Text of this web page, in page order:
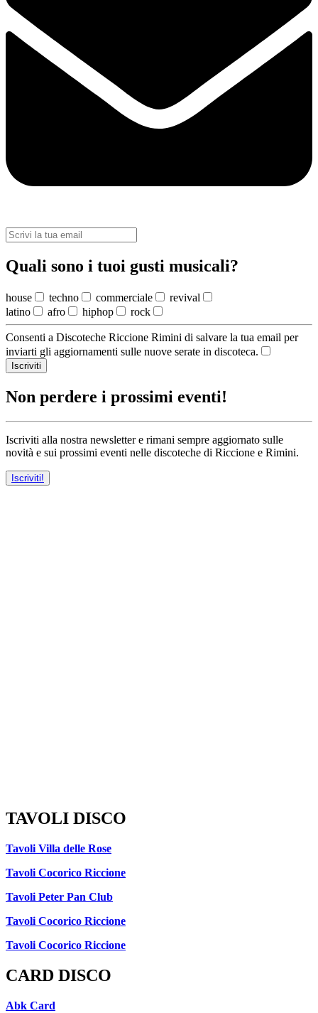
Quali sono i tuoi gusti musicali?
house techno commerciale
revival
latino
afro hiphop rock
Consenti a Discoteche Riccione Rimini di salvare la tua email per
inviarti gli aggiornamenti sulle nuove serate in discoteca.
Iscriviti
Non perdere i prossimi eventi!
Iscriviti alla nostra newsletter e rimani sempre aggiornato sulle
novità e sui prossimi eventi nelle discoteche di Riccione e Rimini.
Iscriviti!
TAVOLI DISCO
Tavoli Villa delle Rose
Tavoli Cocorico Riccione
Tavoli Peter Pan Club
Tavoli Cocorico Riccione
Tavoli Cocorico Riccione
CARD DISCO
Abk Card